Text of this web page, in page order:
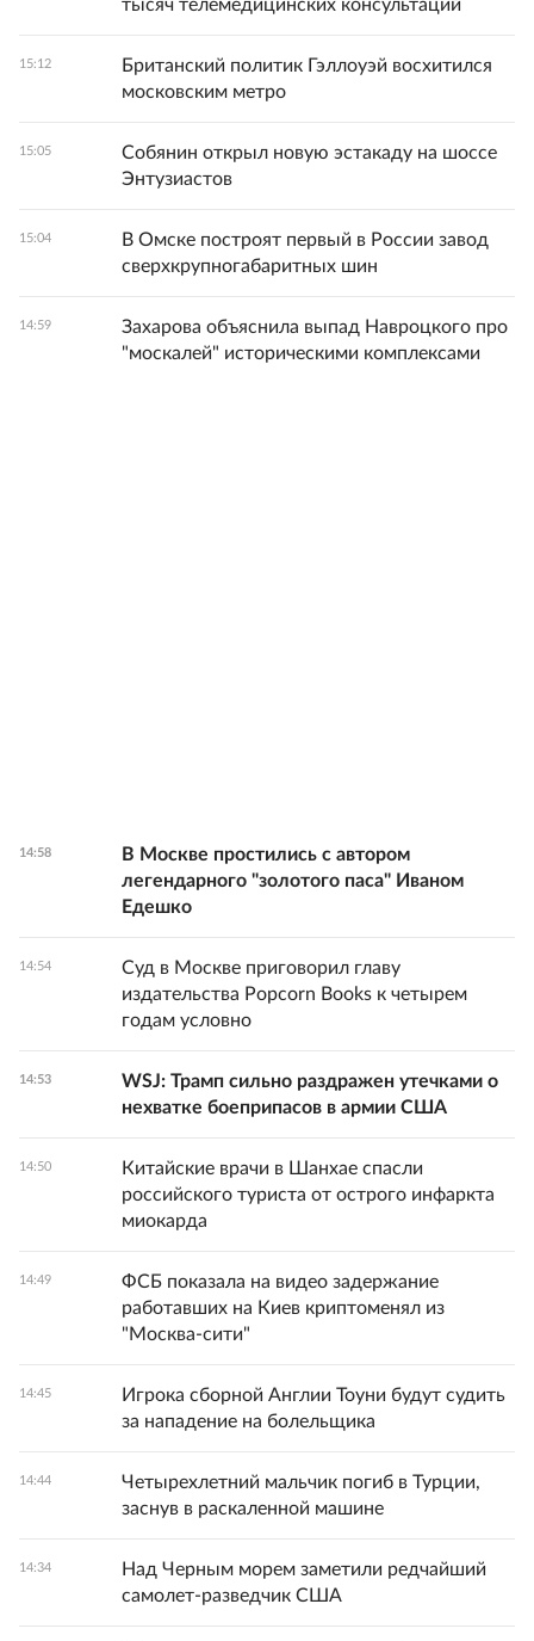
тысяч телемедицинских консультаций
15:12
Британский политик Гэллоуэй восхитился
московским метро
15:05
Собянин открыл новую эстакаду на шоссе
Энтузиастов
15:04
В Омске построят первый в России завод
сверхкрупногабаритных шин
14:59
Захарова объяснила выпад Навроцкого про
"москалей" историческими комплексами
14:58
В Москве простились с автором
легендарного "золотого паса" Иваном
Едешко
14:54
Суд в Москве приговорил главу
издательства Popcorn Books к четырем
годам условно
14:53
WSJ: Трамп сильно раздражен утечками о
нехватке боеприпасов в армии США
14:50
Китайские врачи в Шанхае спасли
российского туриста от острого инфаркта
миокарда
14:49
ФСБ показала на видео задержание
работавших на Киев криптоменял из
"Москва-сити"
14:45
Игрока сборной Англии Тоуни будут судить
за нападение на болельщика
14:44
Четырехлетний мальчик погиб в Турции,
заснув в раскаленной машине
14:34
Над Черным морем заметили редчайший
самолет-разведчик США